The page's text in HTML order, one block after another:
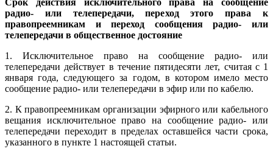
Срок действия исключительного права на сообщение
радио- или телепередачи, переход этого права к
правопреемникам и переход сообщения радио- или
телепередачи в общественное достояние
1. Исключительное право на сообщение радио- или
телепередачи действует в течение пятидесяти лет, считая с 1
января года, следующего за годом, в котором имело место
сообщение радио- или телепередачи в эфир или по кабелю.
2. К правопреемникам организации эфирного или кабельного
вещания исключительное право на сообщение радио- или
телепередачи переходит в пределах оставшейся части срока,
указанного в пункте 1 настоящей статьи.